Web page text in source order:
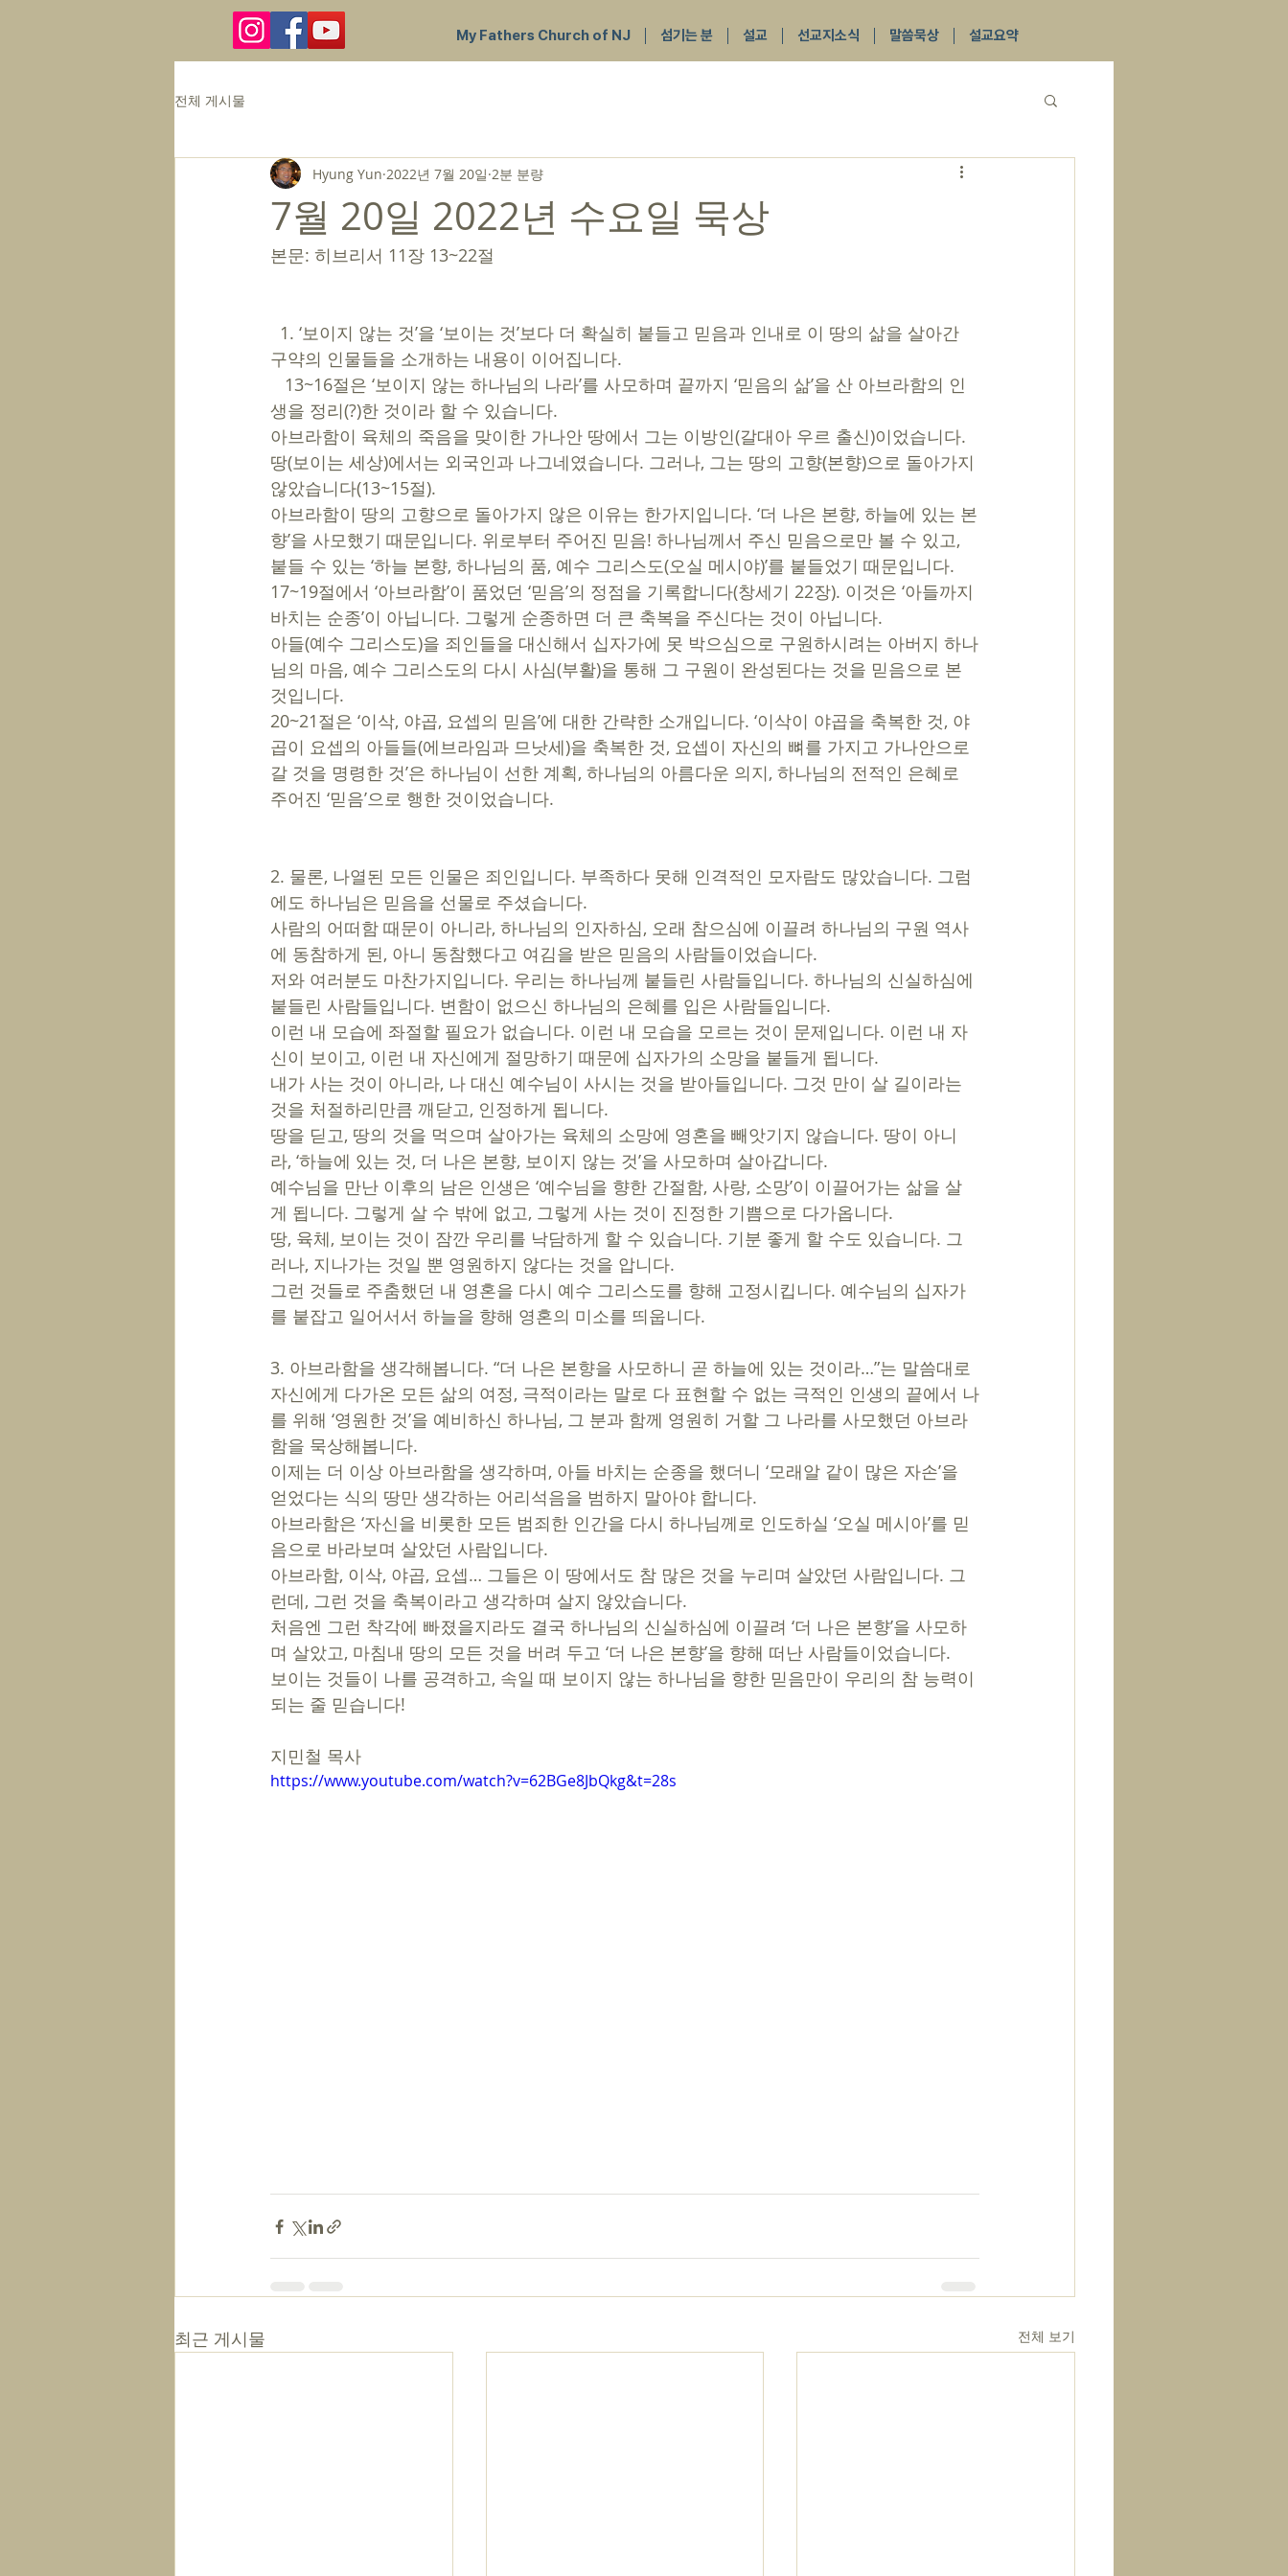
My Fathers Church of NJ 섬기는 분 설교 선교지소식 말씀묵상 설교요약
전체 게시물
7월 20일 2022년 수요일 묵상
Hyung Yun 2022년 7월 20일 2분 분량
본문: 히브리서 11장 13~22절
구약의 인물들을 소개하는 내용이 이어집니다.
생을 정리(?)한 것이라 할 수 있습니다.
아브라함이 육체의 죽음을 맞이한 가나안 땅에서 그는 이방인(갈대아 우르 출신)이었습니다.
땅(보이는 세상)에서는 외국인과 나그네였습니다. 그러나, 그는 땅의 고향(본향)으로 돌아가지
않았습니다(13~15절).
아브라함이 땅의 고향으로 돌아가지 않은 이유는 한가지입니다. ‘더 나은 본향, 하늘에 있는 본
향’을 사모했기 때문입니다. 위로부터 주어진 믿음! 하나님께서 주신 믿음으로만 볼 수 있고,
붙들 수 있는 ‘하늘 본향, 하나님의 품, 예수 그리스도(오실 메시야)’를 붙들었기 때문입니다.
17~19절에서 ‘아브라함’이 품었던 ‘믿음’의 정점을 기록합니다(창세기 22장). 이것은 ‘아들까지
바치는 순종’이 아닙니다. 그렇게 순종하면 더 큰 축복을 주신다는 것이 아닙니다.
아들(예수 그리스도)을 죄인들을 대신해서 십자가에 못 박으심으로 구원하시려는 아버지 하나
님의 마음, 예수 그리스도의 다시 사심(부활)을 통해 그 구원이 완성된다는 것을 믿음으로 본
것입니다.
20~21절은 ‘이삭, 야곱, 요셉의 믿음’에 대한 간략한 소개입니다. ‘이삭이 야곱을 축복한 것, 야
곱이 요셉의 아들들(에브라임과 므낫세)을 축복한 것, 요셉이 자신의 뼈를 가지고 가나안으로
갈 것을 명령한 것’은 하나님이 선한 계획, 하나님의 아름다운 의지, 하나님의 전적인 은혜로
주어진 ‘믿음’으로 행한 것이었습니다.
2. 물론, 나열된 모든 인물은 죄인입니다. 부족하다 못해 인격적인 모자람도 많았습니다. 그럼
에도 하나님은 믿음을 선물로 주셨습니다.
사람의 어떠함 때문이 아니라, 하나님의 인자하심, 오래 참으심에 이끌려 하나님의 구원 역사
에 동참하게 된, 아니 동참했다고 여김을 받은 믿음의 사람들이었습니다.
저와 여러분도 마찬가지입니다. 우리는 하나님께 붙들린 사람들입니다. 하나님의 신실하심에
붙들린 사람들입니다. 변함이 없으신 하나님의 은혜를 입은 사람들입니다.
이런 내 모습에 좌절할 필요가 없습니다. 이런 내 모습을 모르는 것이 문제입니다. 이런 내 자
신이 보이고, 이런 내 자신에게 절망하기 때문에 십자가의 소망을 붙들게 됩니다.
내가 사는 것이 아니라, 나 대신 예수님이 사시는 것을 받아들입니다. 그것 만이 살 길이라는
것을 처절하리만큼 깨닫고, 인정하게 됩니다.
땅을 딛고, 땅의 것을 먹으며 살아가는 육체의 소망에 영혼을 빼앗기지 않습니다. 땅이 아니
라, ‘하늘에 있는 것, 더 나은 본향, 보이지 않는 것’을 사모하며 살아갑니다.
예수님을 만난 이후의 남은 인생은 ‘예수님을 향한 간절함, 사랑, 소망’이 이끌어가는 삶을 살
게 됩니다. 그렇게 살 수 밖에 없고, 그렇게 사는 것이 진정한 기쁨으로 다가옵니다.
땅, 육체, 보이는 것이 잠깐 우리를 낙담하게 할 수 있습니다. 기분 좋게 할 수도 있습니다. 그
러나, 지나가는 것일 뿐 영원하지 않다는 것을 압니다.
그런 것들로 주춤했던 내 영혼을 다시 예수 그리스도를 향해 고정시킵니다. 예수님의 십자가
를 붙잡고 일어서서 하늘을 향해 영혼의 미소를 띄웁니다.
3. 아브라함을 생각해봅니다. “더 나은 본향을 사모하니 곧 하늘에 있는 것이라…”는 말씀대로
자신에게 다가온 모든 삶의 여정, 극적이라는 말로 다 표현할 수 없는 극적인 인생의 끝에서 나
를 위해 ‘영원한 것’을 예비하신 하나님, 그 분과 함께 영원히 거할 그 나라를 사모했던 아브라
함을 묵상해봅니다.
이제는 더 이상 아브라함을 생각하며, 아들 바치는 순종을 했더니 ‘모래알 같이 많은 자손’을
얻었다는 식의 땅만 생각하는 어리석음을 범하지 말아야 합니다.
아브라함은 ‘자신을 비롯한 모든 범죄한 인간을 다시 하나님께로 인도하실 ‘오실 메시아’를 믿
음으로 바라보며 살았던 사람입니다.
아브라함, 이삭, 야곱, 요셉… 그들은 이 땅에서도 참 많은 것을 누리며 살았던 사람입니다. 그
런데, 그런 것을 축복이라고 생각하며 살지 않았습니다.
처음엔 그런 착각에 빠졌을지라도 결국 하나님의 신실하심에 이끌려 ‘더 나은 본향’을 사모하
며 살았고, 마침내 땅의 모든 것을 버려 두고 ‘더 나은 본향’을 향해 떠난 사람들이었습니다.
보이는 것들이 나를 공격하고, 속일 때 보이지 않는 하나님을 향한 믿음만이 우리의 참 능력이
되는 줄 믿습니다!
지민철 목사
https://www.youtube.com/watch?v=62BGe8JbQkg&t=28s
최근 게시물 전체 보기